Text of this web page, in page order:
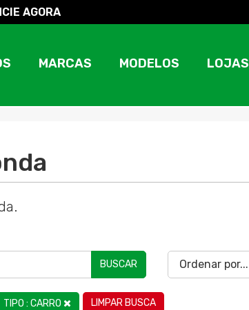
AGORA
MARCAS MODELOS LOJAS
BUSCAR
TIPO : CARRO LIMPAR BUSCA